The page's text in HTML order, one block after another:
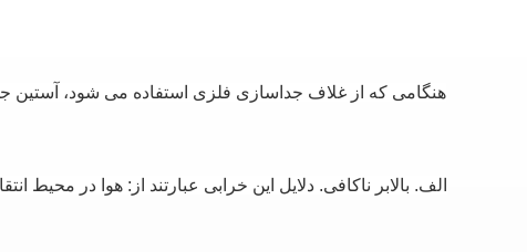
هنگامی که از غلاف جداسازی فلزی استفاده می شود، آستین
الف. بالابر ناکافی.دلایل این خرابی عبارتند از: هوا در محیط